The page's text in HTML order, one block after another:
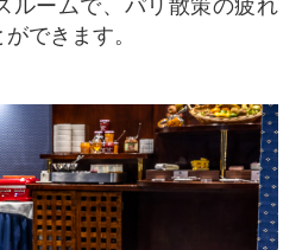
ルームで、パリ散策の疲れ
できます。